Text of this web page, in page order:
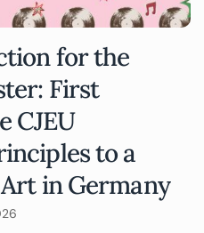
for the
First
CJEU
to a
in Germany